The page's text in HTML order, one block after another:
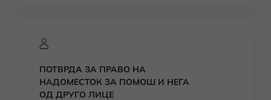
ПОТВРДА ЗА ПРАВО НА
НАДОМЕСТОК ЗА ПОМОШ И НЕГА
ОД ДРУГО ЛИЦЕ